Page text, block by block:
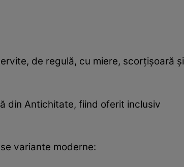
de regulă, cu miere, scorțișoară și
din Antichitate, fiind oferit inclusiv
variante moderne: